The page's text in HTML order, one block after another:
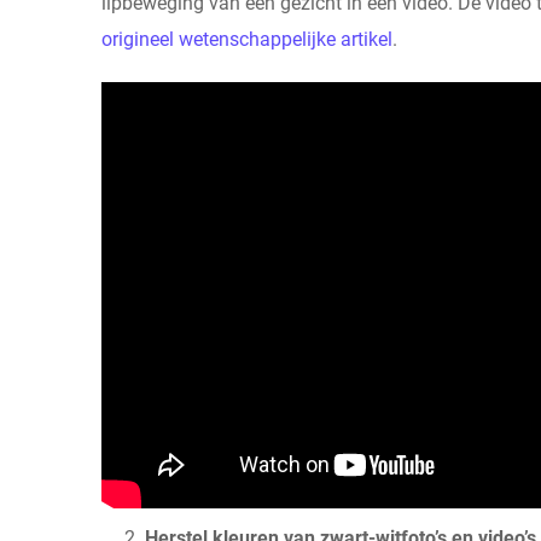
origineel wetenschappelijke artikel.